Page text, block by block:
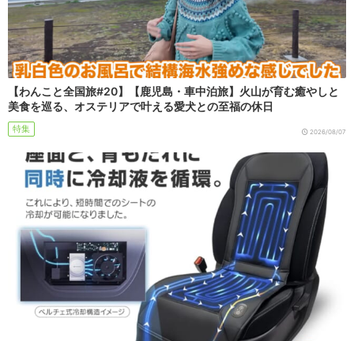
【わんこと全国旅#20】【鹿児島・車中泊旅】火山が育む癒やしと
美食を巡る、オステリアで叶える愛犬との至福の休日
特集 2026/08/07